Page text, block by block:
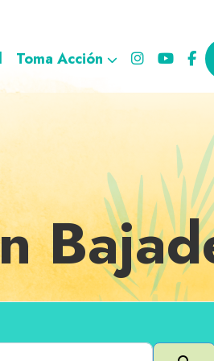
Toma Acción